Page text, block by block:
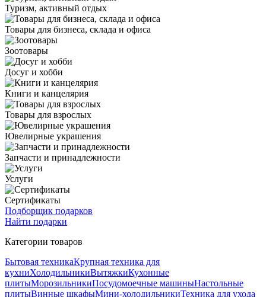
Туризм, активный отдых
Товары для бизнеса, склада и офиса
Зоотовары
Досуг и хобби
Книги и канцелярия
Товары для взрослых
Ювелирные украшения
Запчасти и принадлежности
Услуги
Сертификаты
Подборщик подарков
Найти подарки
Категории товаров
Бытовая техникаКрупная техника для
кухниХолодильникиВытяжкиКухонные
плитыМорозильникиПосудомоечные машиныНастольные
плитыВинные шкафыМини-холодильникиТехника для ухода